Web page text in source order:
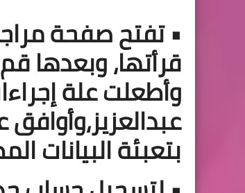
• تفتح صفحة
قرأتها، وبعدها
وأطعلت علة
بتعبئة البيانات